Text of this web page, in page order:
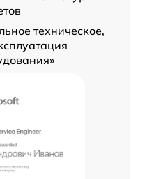
техническое,